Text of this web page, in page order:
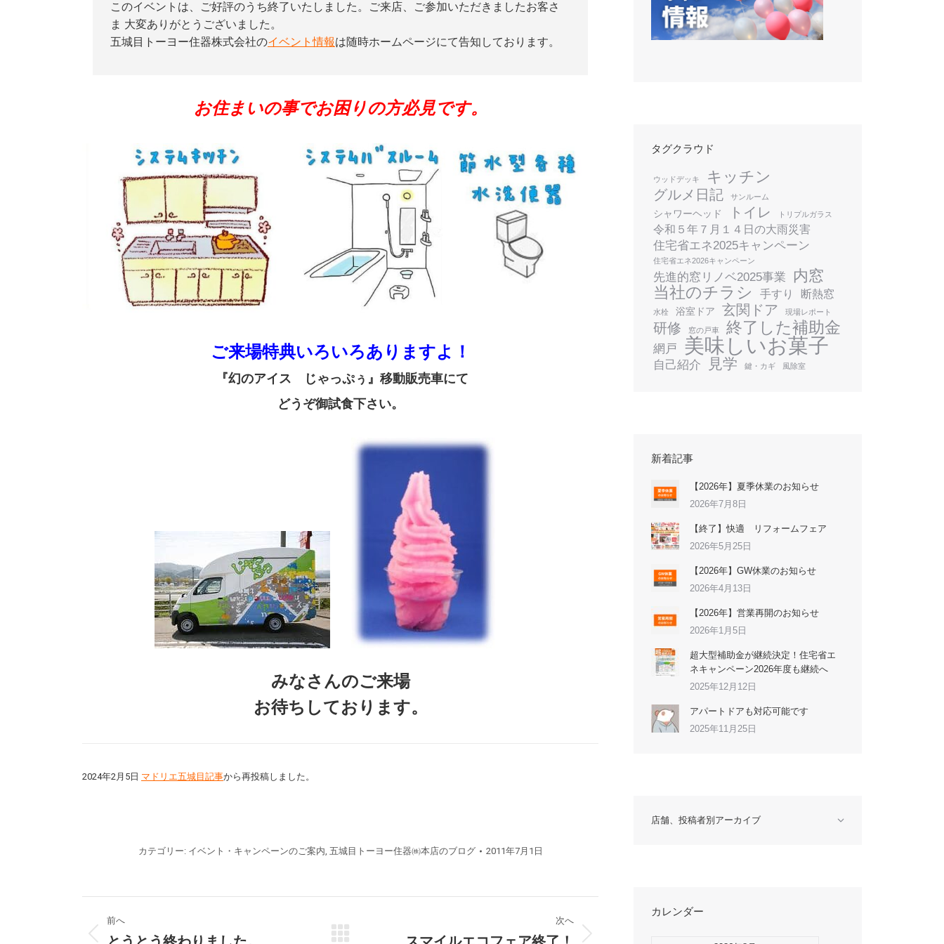
このイベントは、ご好評のうち終了いたしました。ご来店、ご参加いただきましたお客さ
ま 大変ありがとうございました。
五城目トーヨー住器株式会社のイベント情報は随時ホームページにて告知しております。
お住まいの事でお困りの方必見です。
ご来場特典いろいろありますよ！
『幻のアイス じゃっぷぅ』移動販売車にて
どうぞ御試食下さい。
みなさんのご来場
お待ちしております。
2024年2月5日 マドリエ五城目記事から再投稿しました。
カテゴリー: イベント・キャンペーンのご案内, 五城目トーヨー住器㈱本店のブログ 2011年7月1日
前へ
前
次へ
タグクラウド
ウッドデッキ キッチン
グルメ日記 サンルーム
シャワーヘッド トイレ トリプルガラス
令和５年７月１４日の大雨災害
住宅省エネ2025キャンペーン
住宅省エネ2026キャンペーン
先進的窓リノベ2025事業 内窓
当社のチラシ 手すり 断熱窓
水栓 浴室ドア 玄関ドア 現場レポート
研修 窓の戸車 終了した補助金
網戸 美味しいお菓子
自己紹介 見学 鍵・カギ 風除室
新着記事
【2026年】夏季休業のお知らせ
2026年7月8日
【終了】快適 リフォームフェア
2026年5月25日
【2026年】GW休業のお知らせ
2026年4月13日
【2026年】営業再開のお知らせ
2026年1月5日
超大型補助金が継続決定！住宅省エ
ネキャンペーン2026年度も継続へ
2025年12月12日
アパートドアも対応可能です
2025年11月25日
店舗、投稿者別アーカイブ
カレンダー